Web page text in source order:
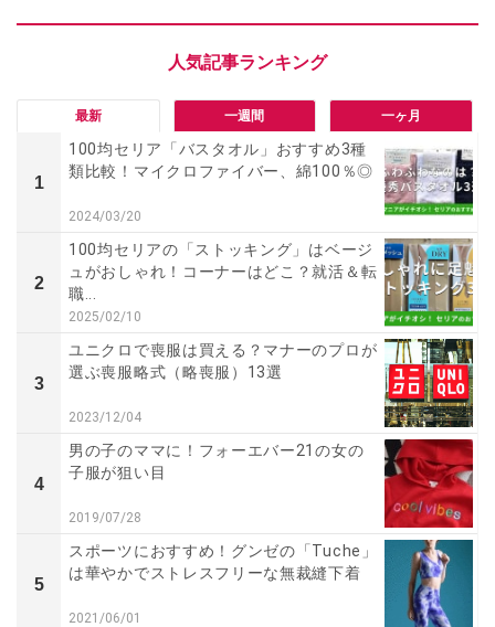
最新 一週間 一ヶ月
1
100均セリア「バスタオル」おすすめ3種
類比較！マイクロファイバー、綿100％◎
2024/03/20
2
100均セリアの「ストッキング」はベージ
ュがおしゃれ！コーナーはどこ？就活＆転
職...
2025/02/10
3
ユニクロで喪服は買える？マナーのプロが
選ぶ喪服略式（略喪服）13選
2023/12/04
4
男の子のママに！フォーエバー21の女の
子服が狙い目
2019/07/28
5
スポーツにおすすめ！グンゼの「Tuche」
は華やかでストレスフリーな無裁縫下着
2021/06/01